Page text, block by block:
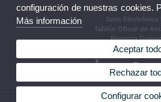
Sede Electrónica
Tablón Oficial de
Registro
Normativa
configuración de nuestras cookies.
Más información
Aceptar
Rechazar
Configurar